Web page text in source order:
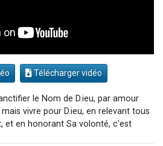
Télécharger vidéo
le Nom de D.ieu, par amour
vivre pour D.ieu, en relevant tous
et en honorant Sa volonté, c'est